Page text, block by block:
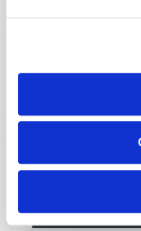
aproveite o
No serviço de
O ministério da
Conectar